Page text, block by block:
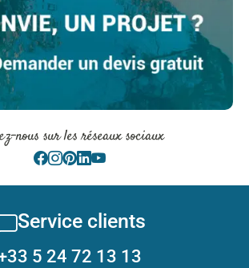
nous sur les réseaux sociaux
Service clients
5 24 72 13 13